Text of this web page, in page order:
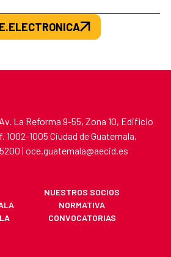
La Reforma 9-55, Zona 10, Edificio
1002-1005 Ciudad de Guatemala,
| oce.guatemala@aecid.es
NUESTROS SOCIOS
NORMATIVA
CONVOCATORIAS